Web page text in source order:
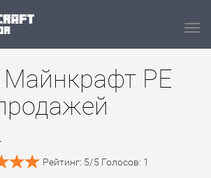
PE
Рейтинг: 5/5 Голосов: 1